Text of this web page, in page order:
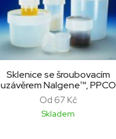
Sklenice se šroubovacím
uzávěrem Nalgene™, PPCO
Od 67 Kč
Skladem